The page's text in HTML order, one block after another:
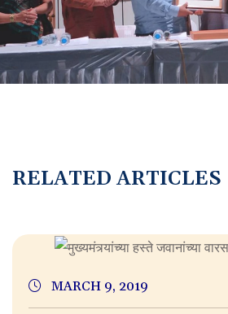
RELATED ARTICLES
MARCH 9, 2019